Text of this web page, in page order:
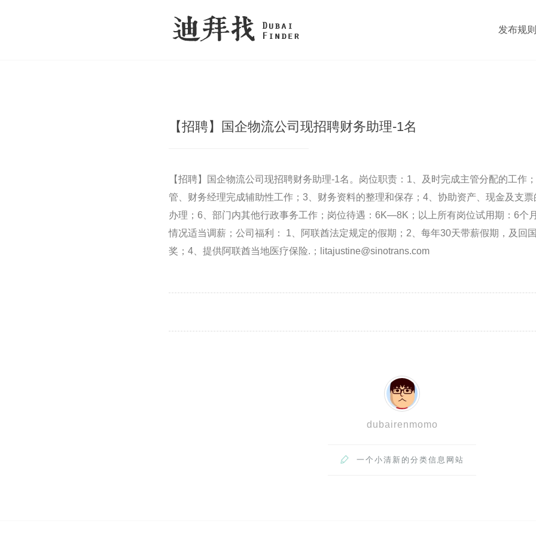
发布规则
【招聘】国企物流公司现招聘财务助理-1名
【招聘】国企物流公司现招聘财务助理-1名。岗位职责：1、及时完成主管分配的工作
管、财务经理完成辅助性工作；3、财务资料的整理和保存；4、协助资产、现金及支
办理；6、部门内其他行政事务工作；岗位待遇：6K—8K；以上所有岗位试用期：6个
情况适当调薪；公司福利： 1、阿联酋法定规定的假期；2、每年30天带薪假期，及回
奖；4、提供阿联酋当地医疗保险.；litajustine@sinotrans.com
dubairenmomo
 一个小清新的分类信息网站